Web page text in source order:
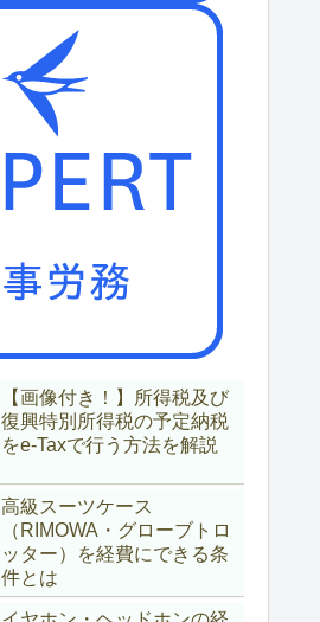
【画像付き！】所得税及び
復興特別所得税の予定納税
をe-Taxで行う方法を解説
高級スーツケース
（RIMOWA・グローブトロ
ッター）を経費にできる条
件とは